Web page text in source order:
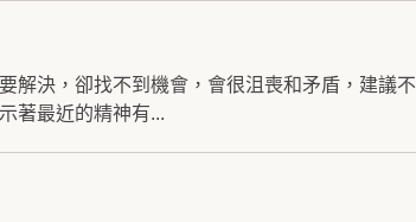
解決，卻找不到機會，會很沮喪和矛盾，建議不
著最近的精神有...